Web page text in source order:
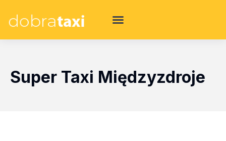
Super Taxi Międzyzdroje